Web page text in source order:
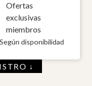
Ofertas
exclusivas
miembros
disponibilidad
↓